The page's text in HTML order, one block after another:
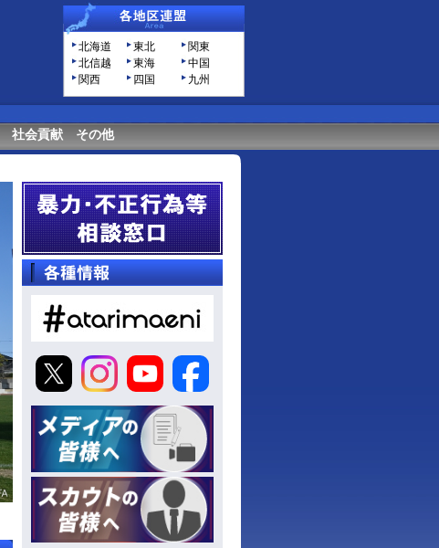
北海道 東北
関東
北信越
東海
中国
関西
四国 九州
社会貢献 その他